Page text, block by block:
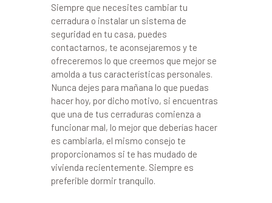
Siempre que necesites cambiar tu
cerradura o instalar un sistema de
seguridad en tu casa, puedes
contactarnos, te aconsejaremos y te
ofreceremos lo que creemos que mejor se
amolda a tus características personales.
Nunca dejes para mañana lo que puedas
hacer hoy, por dicho motivo, si encuentras
que una de tus cerraduras comienza a
funcionar mal, lo mejor que deberías hacer
es cambiarla, el mismo consejo te
proporcionamos si te has mudado de
vivienda recientemente. Siempre es
preferible dormir tranquilo.